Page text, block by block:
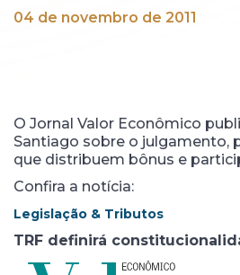
04 de novembro de 2011
O Jornal Valor Econômico
Santiago sobre o julgamento,
que distribuem bônus e
Confira a notícia:
Legislação & Tributos
TRF definirá